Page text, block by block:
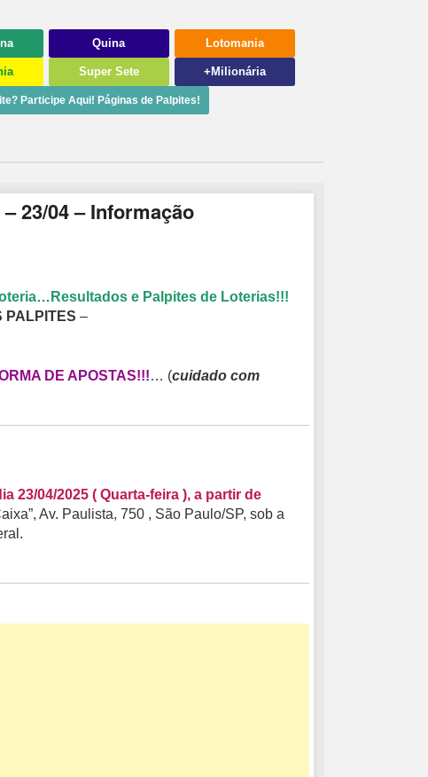
Quina Lotomania
Super Sete +Milionária
Participe Aqui! Páginas de Palpites!
23/04 – Informação
e Palpites de Loterias!!!
PALPITES –
DE APOSTAS!!!… (cuidado com
23/04/2025 ( Quarta-feira ), a partir de
Av. Paulista, 750 , São Paulo/SP, sob a